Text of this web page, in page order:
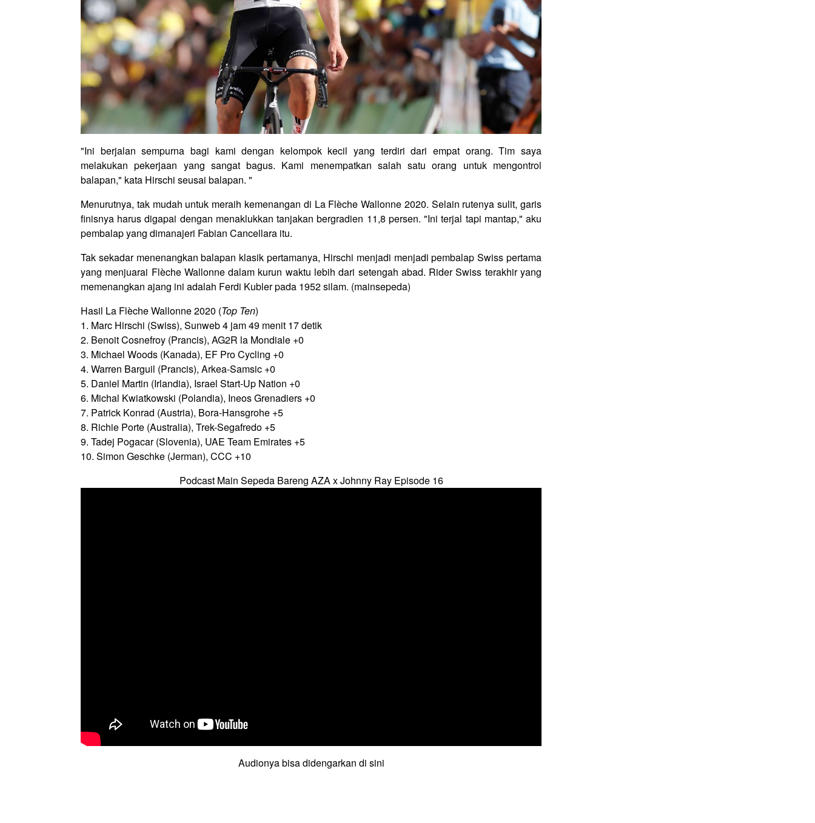
"Ini berjalan sempurna bagi kami dengan kelompok kecil yang terdiri dari empat orang. Tim saya
melakukan pekerjaan yang sangat bagus. Kami menempatkan salah satu orang untuk mengontrol
balapan," kata Hirschi seusai balapan. "
Menurutnya, tak mudah untuk meraih kemenangan di La Flèche Wallonne 2020. Selain rutenya sulit, garis
finisnya harus digapai dengan menaklukkan tanjakan bergradien 11,8 persen. "Ini terjal tapi mantap," aku
pembalap yang dimanajeri Fabian Cancellara itu.
Tak sekadar menenangkan balapan klasik pertamanya, Hirschi menjadi menjadi pembalap Swiss pertama
yang menjuarai Flèche Wallonne dalam kurun waktu lebih dari setengah abad. Rider Swiss terakhir yang
memenangkan ajang ini adalah Ferdi Kubler pada 1952 silam. (mainsepeda)
Hasil La Flèche Wallonne 2020 (Top Ten)
1. Marc Hirschi (Swiss), Sunweb 4 jam 49 menit 17 detik
2. Benoit Cosnefroy (Prancis), AG2R la Mondiale +0
3. Michael Woods (Kanada), EF Pro Cycling +0
4. Warren Barguil (Prancis), Arkea-Samsic +0
5. Daniel Martin (Irlandia), Israel Start-Up Nation +0
6. Michal Kwiatkowski (Polandia), Ineos Grenadiers +0
7. Patrick Konrad (Austria), Bora-Hansgrohe +5
8. Richie Porte (Australia), Trek-Segafredo +5
9. Tadej Pogacar (Slovenia), UAE Team Emirates +5
10. Simon Geschke (Jerman), CCC +10
Podcast Main Sepeda Bareng AZA x Johnny Ray Episode 16
Audionya bisa didengarkan di sini